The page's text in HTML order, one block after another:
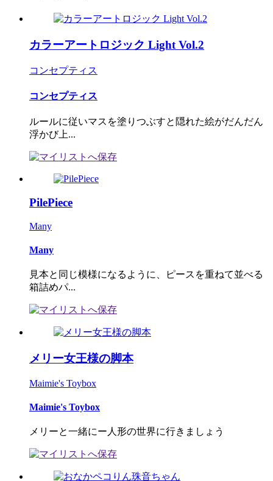
カラーアートロジック Light Vol.2
コンセプティス
コンセプティス
ルールに従いマスを塗りつぶすと隠れた絵がだんだん
浮かび上...
PilePiece
Many
Many
見本と同じ模様になるように、ピースを重ねて並べる
箱詰めパ...
メリー女王様の脚本
Maimie's Toybox
Maimie's Toybox
メリーと一緒にー人形の世界に行きましょう